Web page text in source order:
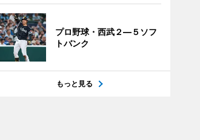
プロ野球・西武２―５ソフ
トバンク
もっと見る